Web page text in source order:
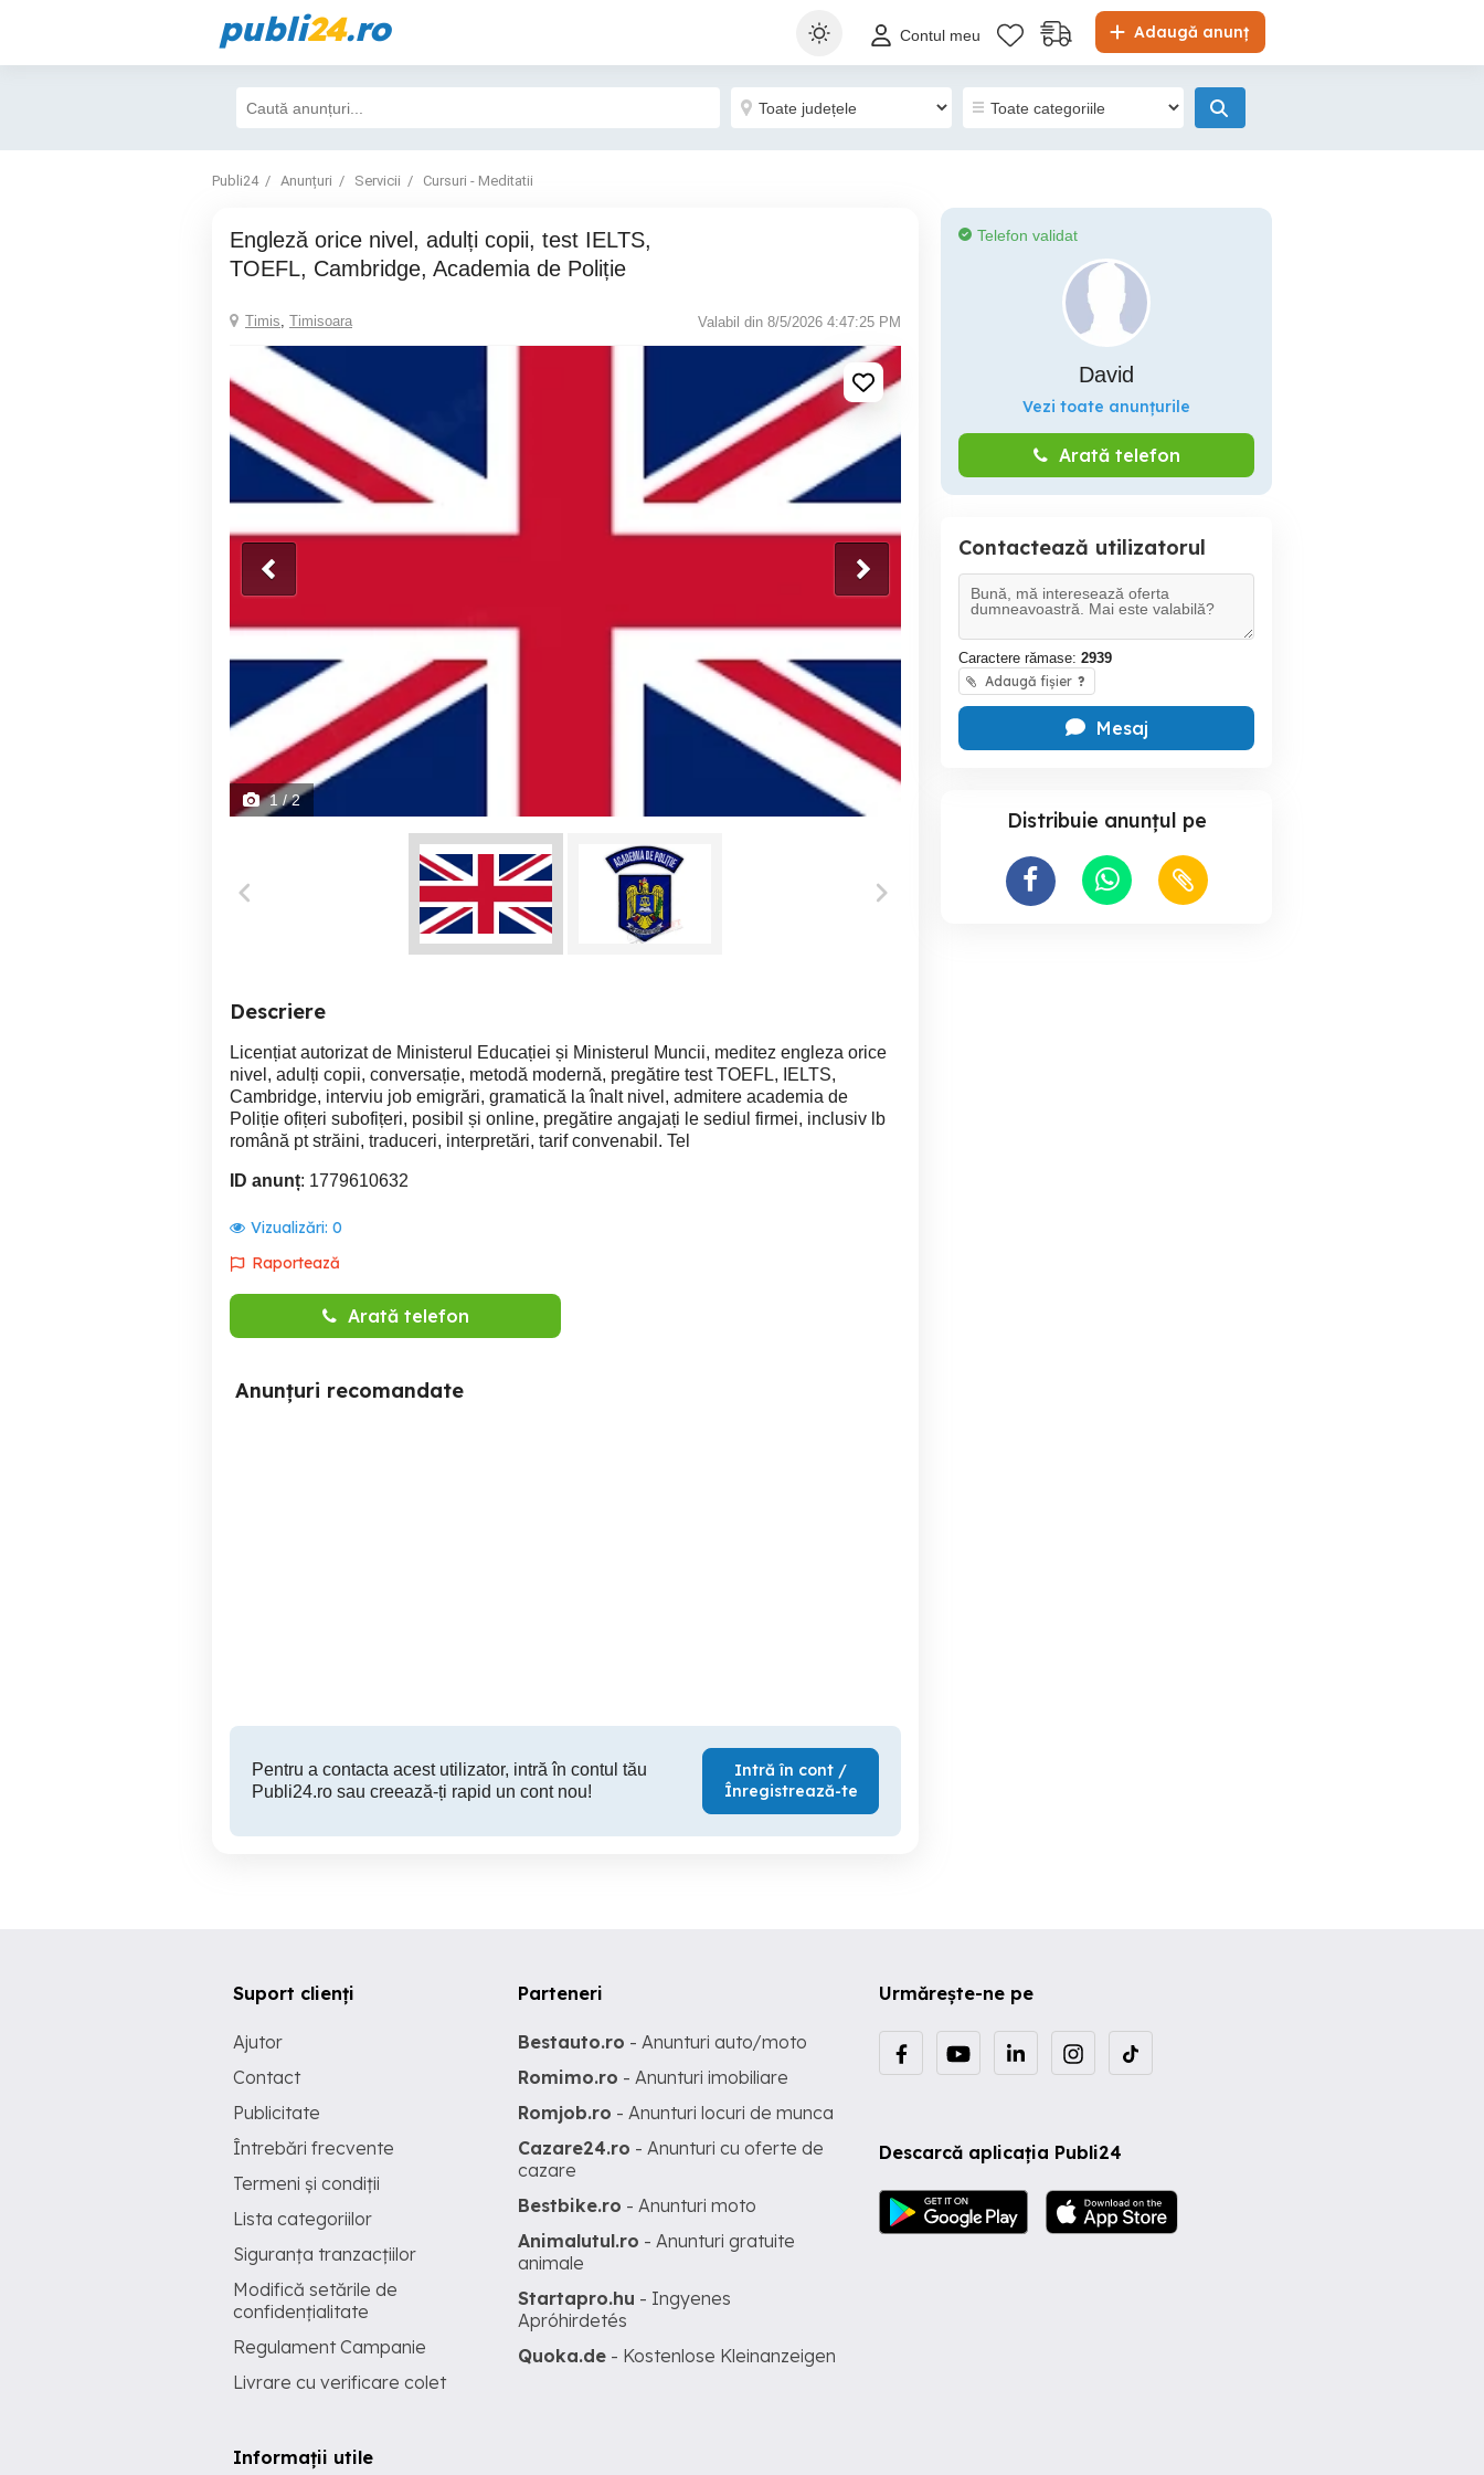
publi24.ro Adaugă anunț
Contul meu
Publi24 Anunțuri Servicii Cursuri - Meditatii
Engleză orice nivel, adulți copii, test IELTS,
TOEFL, Cambridge, Academia de Poliție
Timis, Timisoara Valabil din 8/5/2026 4:47:25 PM
1 / 2
Descriere
Licențiat autorizat de Ministerul Educației și Ministerul Muncii, meditez engleza orice
nivel, adulți copii, conversație, metodă modernă, pregătire test TOEFL, IELTS,
Cambridge, interviu job emigrări, gramatică la înalt nivel, admitere academia de
Poliție ofițeri subofițeri, posibil și online, pregătire angajați le sediul firmei, inclusiv lb
română pt străini, traduceri, interpretări, tarif convenabil. Tel
ID anunț: 1779610632
Vizualizări: 0
Raportează
Arată telefon
Anunțuri recomandate
Pentru a contacta acest utilizator, intră în contul tău
Publi24.ro sau creează-ți rapid un cont nou!
Intră în cont /
Înregistrează-te
Telefon validat
David
Vezi toate anunțurile
Arată telefon
Contactează utilizatorul
Caractere rămase: 2939
Adaugă fișier ?
Mesaj
Distribuie anunțul pe
Urmărește-ne pe
Descarcă aplicația Publi24
Suport clienți
Ajutor
Contact
Publicitate
Întrebări frecvente
Termeni și condiții
Lista categoriilor
Siguranța tranzacțiilor
Modifică setările de
confidențialitate
Regulament Campanie
Livrare cu verificare colet
Informații utile
Parteneri
Bestauto.ro - Anunturi auto/moto
Romimo.ro - Anunturi imobiliare
Romjob.ro - Anunturi locuri de munca
Cazare24.ro - Anunturi cu oferte de
cazare
Bestbike.ro - Anunturi moto
Animalutul.ro - Anunturi gratuite
animale
Startapro.hu - Ingyenes
Apróhirdetés
Quoka.de - Kostenlose Kleinanzeigen